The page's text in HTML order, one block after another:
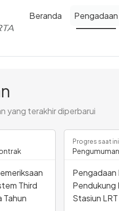
Beranda Pengadaan
yang terakhir diperbarui
Third
Tahun
Progres saat ini
Pengumuman
Pengadaan
Pendukung
Stasiun